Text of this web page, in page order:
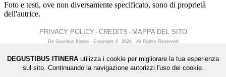
Foto e testi, ove non diversamente specificato, sono di proprietà
dell'autrice.
PRIVACY POLICY - CREDITS - MAPPA DEL SITO
De Gustibus Itinera - Copyright © 2026 . All Rights Reserved
LOGIN
DEGUSTIBUS ITINERA utilizza i cookie per migliorare la tua esperienza
sul sito. Continuando la navigazione autorizzi l'uso dei cookie.